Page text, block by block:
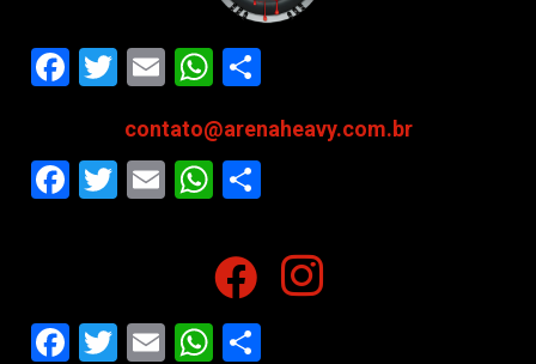
Facebook
Twitter
EmailWhatsApp
contato@arenaheavy.com.br
Facebook
Twitter
EmailWhatsApp
Facebook
Twitter
EmailWhatsApp